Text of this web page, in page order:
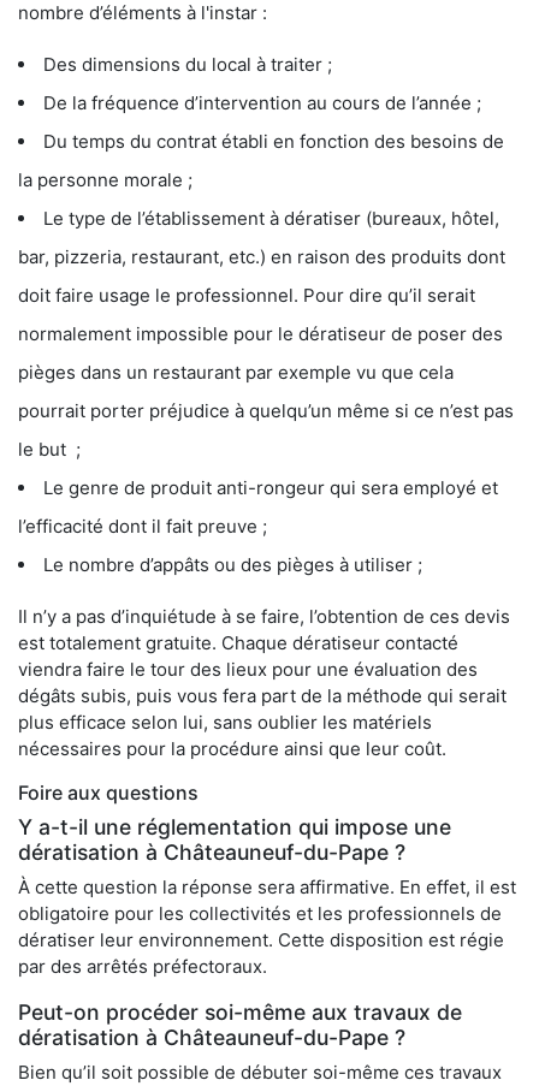
nombre d’éléments à l'instar :
Des dimensions du local à traiter ;
De la fréquence d’intervention au cours de l’année ;
Du temps du contrat établi en fonction des besoins de
la personne morale ;
Le type de l’établissement à dératiser (bureaux, hôtel,
bar, pizzeria, restaurant, etc.) en raison des produits dont
doit faire usage le professionnel. Pour dire qu’il serait
normalement impossible pour le dératiseur de poser des
pièges dans un restaurant par exemple vu que cela
pourrait porter préjudice à quelqu’un même si ce n’est pas
le but ;
Le genre de produit anti-rongeur qui sera employé et
l’efficacité dont il fait preuve ;
Le nombre d’appâts ou des pièges à utiliser ;
Il n’y a pas d’inquiétude à se faire, l’obtention de ces devis
est totalement gratuite. Chaque dératiseur contacté
viendra faire le tour des lieux pour une évaluation des
dégâts subis, puis vous fera part de la méthode qui serait
plus efficace selon lui, sans oublier les matériels
nécessaires pour la procédure ainsi que leur coût.
Foire aux questions
Y a-t-il une réglementation qui impose une
dératisation à Châteauneuf-du-Pape ?
À cette question la réponse sera affirmative. En effet, il est
obligatoire pour les collectivités et les professionnels de
dératiser leur environnement. Cette disposition est régie
par des arrêtés préfectoraux.
Peut-on procéder soi-même aux travaux de
dératisation à Châteauneuf-du-Pape ?
Bien qu’il soit possible de débuter soi-même ces travaux